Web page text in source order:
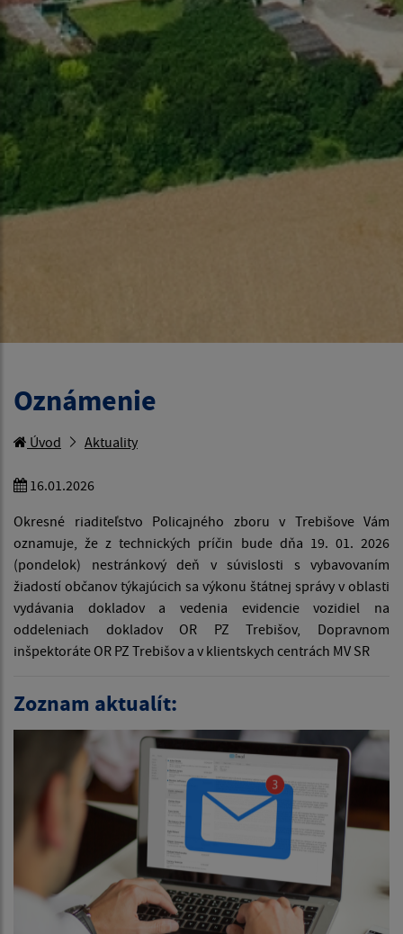
Oznámenie
Úvod Aktuality
16.01.2026
Okresné riaditeľstvo Policajného zboru v Trebišove Vám
oznamuje, že z technických príčin bude dňa 19. 01. 2026
(pondelok) nestránkový deň v súvislosti s vybavovaním
žiadostí občanov týkajúcich sa výkonu štátnej správy v oblasti
vydávania dokladov a vedenia evidencie vozidiel na
oddeleniach dokladov OR PZ Trebišov, Dopravnom
inšpektoráte OR PZ Trebišov a v klientskych centrách MV SR
Zoznam aktualít: